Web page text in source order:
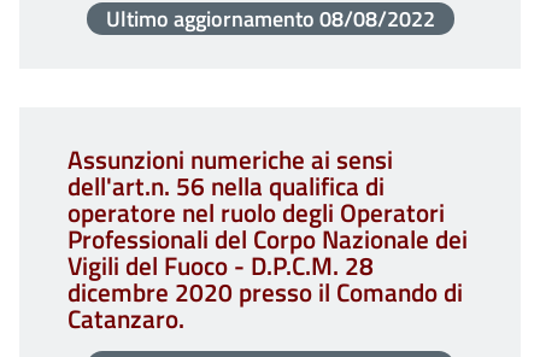
Ultimo aggiornamento08/08/2022
Assunzioni numeriche ai sensi
dell'art.n. 56 nella qualifica di
operatore nel ruolo degli Operatori
Professionali del Corpo Nazionale dei
Vigili del Fuoco - D.P.C.M. 28
dicembre 2020 presso il Comando di
Catanzaro.